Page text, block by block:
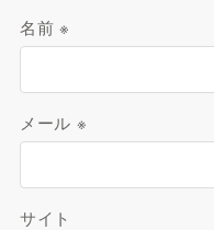
名前※
メール ※
サイト